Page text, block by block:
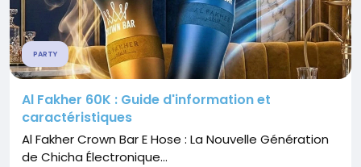
PARTY
Al Fakher 60K : Guide d'information et
caractéristiques
Al Fakher Crown Bar E Hose : La Nouvelle Génération
de Chicha Électronique...